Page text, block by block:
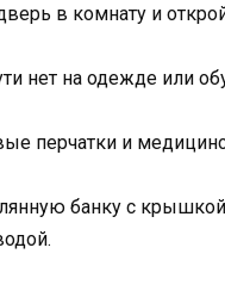
в комнату и
нет на одежде или
перчатки и
банку с